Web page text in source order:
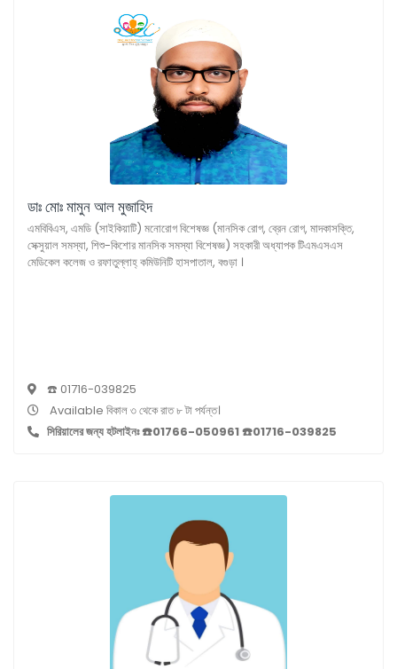
ডাঃ মোঃ মামুন আল মুজাহিদ
এমবিবিএস, এমডি (সাইকিয়াটি) মনোরোগ বিশেষজ্ঞ (মানসিক রোগ, ব্রেন রোগ, মাদকাসক্তি,
সেক্সুয়াল সমস্যা, শিশু-কিশোর মানসিক সমস্যা বিশেষজ্ঞ) সহকারী অধ্যাপক টিএমএসএস
মেডিকেল কলেজ ও রফাতুল্লাহ্ কমিউনিটি হাসপাতাল, বগুড়া ।
☎️ 01716-039825
Available বিকাল ৩ থেকে রাত ৮ টা পর্যন্ত।
সিরিয়ালের জন্য হটলাইনঃ ☎️01766-050961 ☎️01716-039825